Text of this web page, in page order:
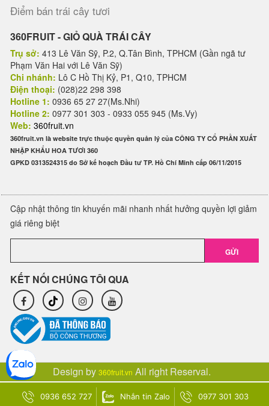
Điểm bán trái cây tươi
360FRUIT - GIỎ QUÀ TRÁI CÂY
Trụ sở: 413 Lê Văn Sỹ, P.2, Q.Tân Bình, TPHCM (Gần ngã tư
Phạm Văn Hai với Lê Văn Sỹ)
Chi nhánh: Lô C Hồ Thị Kỷ, P1, Q10, TPHCM
Điện thoại: (028)22 298 398
Hotline 1: 0936 65 27 27(Ms.Nhi)
Hotline 2: 0977 301 303 - 0933 055 945 (Ms.Vy)
Web: 360fruit.vn
360fruit.vn là website trực thuộc quyền quản lý của CÔNG TY CỔ PHẦN XUẤT
NHẬP KHẨU HOA TƯƠI 360
GPKD 0313524315 do Sở kế hoạch Đầu tư TP. Hồ Chí Minh cấp 06/11/2015
Cập nhật thông tin khuyến mãi nhanh nhất hưởng quyền lợi giảm
giá riêng biệt
GỬI
KẾT NỐI CHÚNG TÔI QUA
Design by 360fruit.vn All right Reserval.
0936 652 727 Nhắn tin Zalo 0977 301 303